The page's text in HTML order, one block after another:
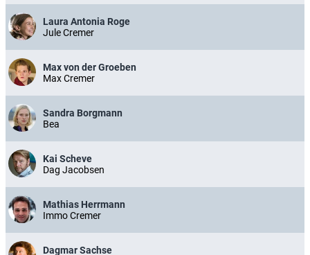
Laura Antonia Roge
Jule Cremer
Max von der Groeben
Max Cremer
Sandra Borgmann
Bea
Kai Scheve
Dag Jacobsen
Mathias Herrmann
Immo Cremer
Dagmar Sachse